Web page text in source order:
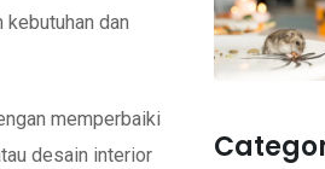
dan
memperbaiki
desain interior